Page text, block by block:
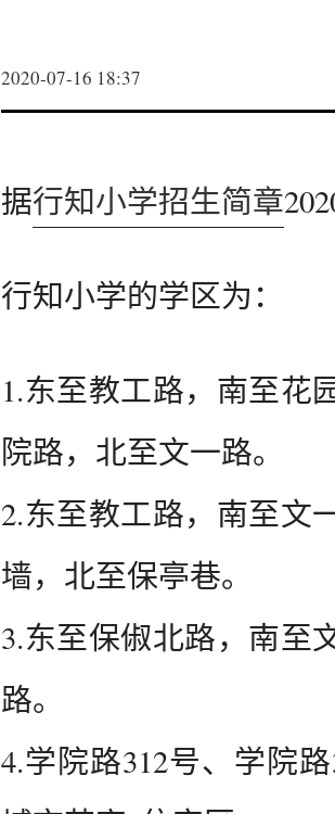
2020-07-16 18:37
据行知小学招生简章
行知小学的学区为：
1.东至教工路，南至
院路，北至文一路。
2.东至教工路，南至文
墙，北至保亭巷。
3.东至保俶北路，南至
路。
4.学院路312号、学院